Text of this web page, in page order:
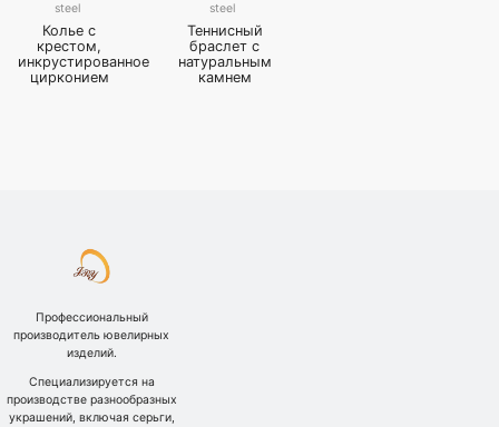
steel
Колье с
крестом,
инкрустированное
цирконием
steel
Теннисный
браслет с
натуральным
камнем
Профессиональный
производитель ювелирных
изделий.
Специализируется на
производстве разнообразных
украшений, включая серьги,